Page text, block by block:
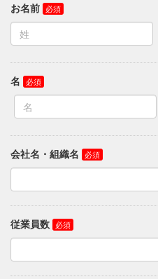
お名前
名
会社名・組織名
従業員数